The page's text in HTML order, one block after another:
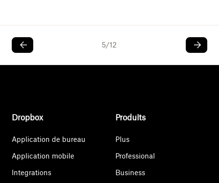
5/12
Dropbox
Application de bureau
Application mobile
Integrations
Produits
Plus
Professional
Business